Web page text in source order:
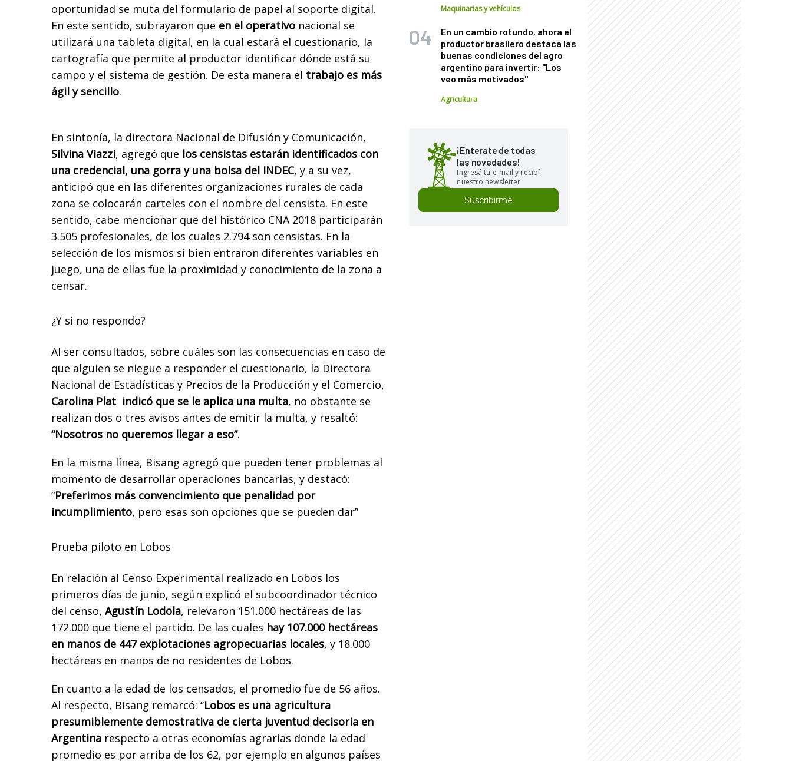
oportunidad se muta del formulario de papel al soporte digital.
En este sentido, subrayaron que en el operativo nacional se
utilizará una tableta digital, en la cual estará el cuestionario, la
cartografía que permite al productor identificar dónde está su
campo y el sistema de gestión. De esta manera el trabajo es más
ágil y sencillo.
En sintonía, la directora Nacional de Difusión y Comunicación,
Silvina Viazzi, agregó que los censistas estarán identificados con
una credencial, una gorra y una bolsa del INDEC, y a su vez,
anticipó que en las diferentes organizaciones rurales de cada
zona se colocarán carteles con el nombre del censista. En este
sentido, cabe mencionar que del histórico CNA 2018 participarán
3.505 profesionales, de los cuales 2.794 son censistas. En la
selección de los mismos si bien entraron diferentes variables en
juego, una de ellas fue la proximidad y conocimiento de la zona a
censar.
¿Y si no respondo?
Al ser consultados, sobre cuáles son las consecuencias en caso de
que alguien se niegue a responder el cuestionario, la Directora
Nacional de Estadísticas y Precios de la Producción y el Comercio,
Carolina Plat indicó que se le aplica una multa, no obstante se
realizan dos o tres avisos antes de emitir la multa, y resaltó:
“Nosotros no queremos llegar a eso”.
En la misma línea, Bisang agregó que pueden tener problemas al
momento de desarrollar operaciones bancarias, y destacó:
“Preferimos más convencimiento que penalidad por
incumplimiento, pero esas son opciones que se pueden dar”
Prueba piloto en Lobos
En relación al Censo Experimental realizado en Lobos los
primeros días de junio, según explicó el subcoordinador técnico
del censo, Agustín Lodola, relevaron 151.000 hectáreas de las
172.000 que tiene el partido. De las cuales hay 107.000 hectáreas
en manos de 447 explotaciones agropecuarias locales, y 18.000
hectáreas en manos de no residentes de Lobos.
En cuanto a la edad de los censados, el promedio fue de 56 años.
Al respecto, Bisang remarcó: “Lobos es una agricultura
presumiblemente demostrativa de cierta juventud decisoria en
Argentina respecto a otras economías agrarias donde la edad
promedio es por arriba de los 62, por ejemplo en algunos países
Maquinarias y vehículos
En un cambio rotundo, ahora el
productor brasilero destaca las
buenas condiciones del agro
argentino para invertir: "Los
veo más motivados"
Agricultura
¡Enterate de todas
las novedades!
Ingresá tu e-mail y recibí
nuestro newsletter
Suscribirme